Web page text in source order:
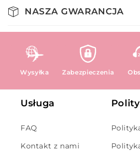
NASZA GWARANCJA
Wysyłka Zabezpieczenia
Usługa
FAQ
Kontakt z nami